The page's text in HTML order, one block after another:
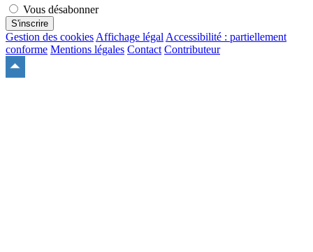
Vous désabonner
S'inscrire
Gestion des cookies Affichage légal Accessibilité : partiellement
conforme Mentions légales Contact Contributeur